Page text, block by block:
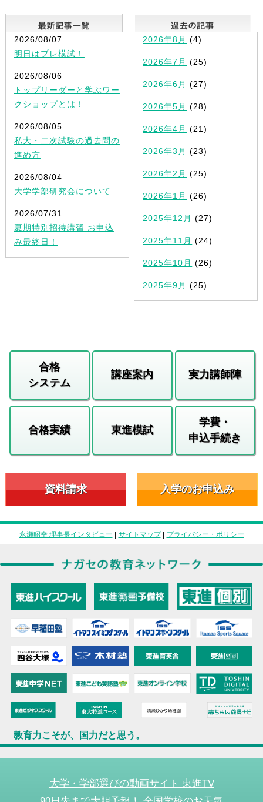
最新記事一覧
2026/08/07
明日はプレ模試！
2026/08/06
トップリーダーと学ぶワー
クショップとは！
2026/08/05
私大・二次試験の過去問の
進め方
2026/08/04
大学学部研究会について
2026/07/31
夏期特別招待講習 お申込
み最終日！
2026年8月 (4)
2026年7月 (25)
2026年6月 (27)
2026年5月 (28)
2026年4月 (21)
2026年3月 (23)
2026年2月 (25)
2026年1月 (26)
2025年12月 (27)
2025年11月 (24)
2025年10月 (26)
2025年9月 (25)
合格
システム
講座案内 実力講師陣
合格実績 東進模試
学費・
申込手続き
資料請求 入学のお申込み
永瀬昭幸 理事長インタビュー | サイトマップ| プライバシー・ポリシー
教育力こそが、国力だと思う。
大学・学部選びの動画サイト 東進TV